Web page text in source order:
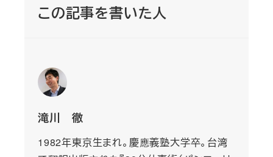
この記事を書いた人
滝川 徹
1982年東京生まれ。慶應義塾大学卒。台湾